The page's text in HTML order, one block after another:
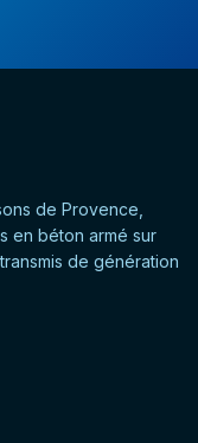
de Provence,
en béton armé sur
de génération